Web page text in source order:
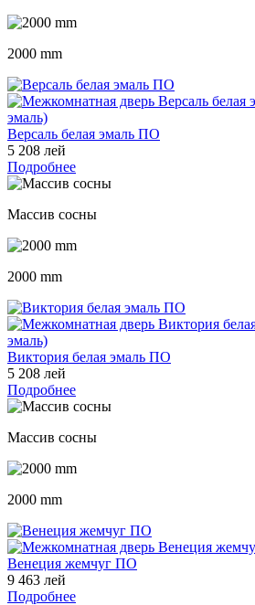
2000 mm
Версаль белая эмаль ПО
5 208 лей
Подробнее
Массив сосны
2000 mm
Виктория белая эмаль ПО
5 208 лей
Подробнее
Массив сосны
2000 mm
Венеция жемчуг ПО
9 463 лей
Подробнее